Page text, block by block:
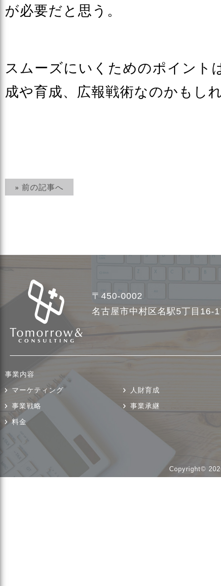
が必要だと思う。
スムーズにいくためのポイント
成や育成、広報戦術なのかもし
» 前の記事へ
〒450-0002
名古屋市中村区名駅5丁目
事業内容
マーケティング
人財育成
事業戦略
事業承継
料金
Copyright©